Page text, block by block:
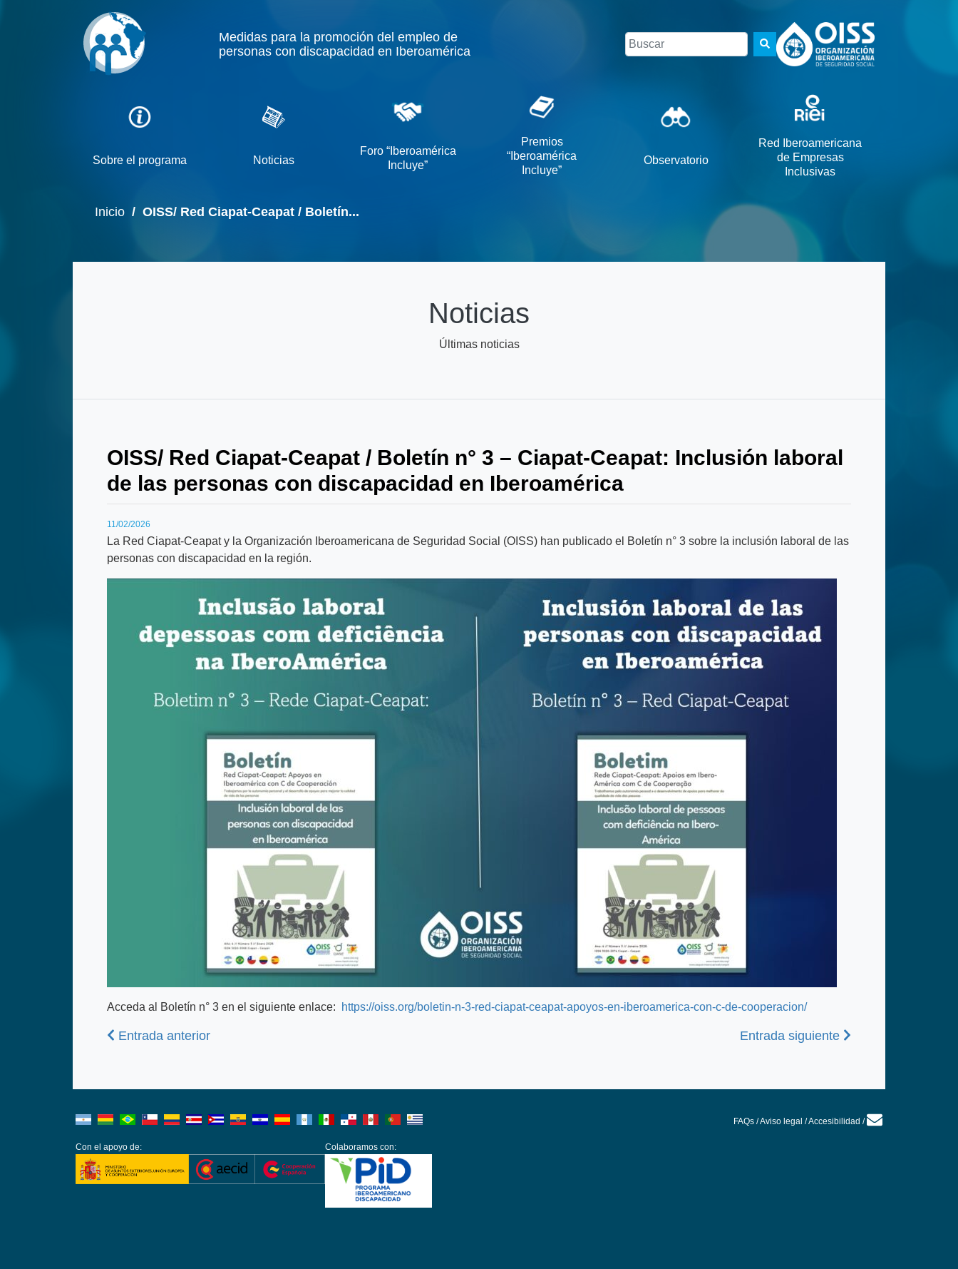
Medidas para la promoción del empleo de
personas con discapacidad en Iberoamérica
Buscar
Sobre el programa Noticias
Foro “Iberoamérica
Incluye”
Premios
“Iberoamérica
Incluye”
Observatorio
Red Iberoamericana
de Empresas
Inclusivas
Inicio / OISS/ Red Ciapat-Ceapat / Boletín...
Noticias
Últimas noticias
OISS/ Red Ciapat-Ceapat / Boletín n° 3 – Ciapat-Ceapat: Inclusión laboral
de las personas con discapacidad en Iberoamérica
11/02/2026
La Red Ciapat-Ceapat y la Organización Iberoamericana de Seguridad Social (OISS) han publicado el Boletín n° 3 sobre la inclusión laboral de las
personas con discapacidad en la región.
Acceda al Boletín n° 3 en el siguiente enlace: https://oiss.org/boletin-n-3-red-ciapat-ceapat-apoyos-en-iberoamerica-con-c-de-cooperacion/
Anterior
Entrada anterior Siguiente
Entrada siguiente
FAQs/Aviso legal /Accesibilidad /
Con el apoyo de: Colaboramos con: